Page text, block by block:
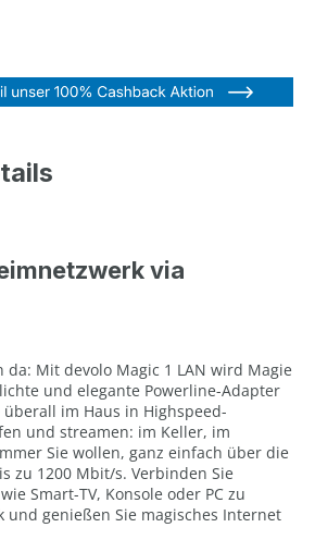
via
Mit devolo Magic 1 LAN wird Magie
und elegante Powerline-Adapter
im Haus in Highspeed-
und streamen: im Keller, im
Sie wollen, ganz einfach über die
zu 1200 Mbit/s. Verbinden Sie
Smart-TV, Konsole oder PC zu
und genießen Sie magisches Internet